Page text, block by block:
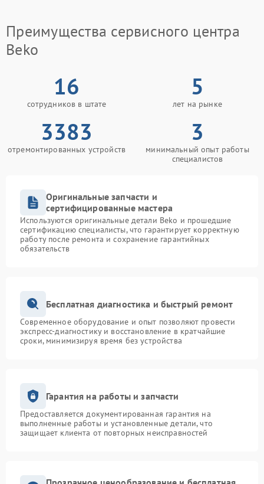
Преимущества сервисного центра
Beko
16
сотрудников в штате
5
лет на рынке
3383
отремонтированных устройств
3
минимальный опыт работы
специалистов
Оригинальные запчасти и
сертифицированные мастера
Используются оригинальные детали Beko и прошедшие
сертификацию специалисты, что гарантирует корректную
работу после ремонта и сохранение гарантийных
обязательств
Бесплатная диагностика и быстрый ремонт
Современное оборудование и опыт позволяют провести
экспресс-диагностику и восстановление в кратчайшие
сроки, минимизируя время без устройства
Гарантия на работы и запчасти
Предоставляется документированная гарантия на
выполненные работы и установленные детали, что
защищает клиента от повторных неисправностей